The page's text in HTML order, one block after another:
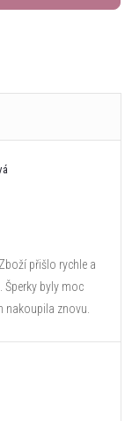
přišlo rychle a
Šperky byly moc
nakoupila znovu.